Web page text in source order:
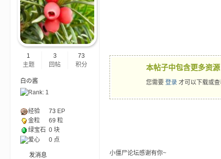
1
主题
3
回帖
73
积分
白の酱
经验 73 EP
金粒
69 粒
绿宝石 0 块
爱心
0 点
发消息
本帖子中包含更多资源
您需要 登录 才可以下载或
小僵尸论坛感谢有你~